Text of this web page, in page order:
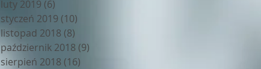
luty 2019 (6)
styczeń 2019 (10)
listopad 2018 (8)
październik 2018 (9)
sierpień 2018 (16)